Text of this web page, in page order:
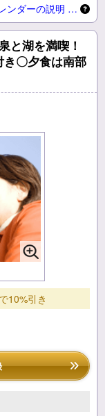
ンダーの説明 …
と湖を満喫！
〇夕食は南部
10%引き